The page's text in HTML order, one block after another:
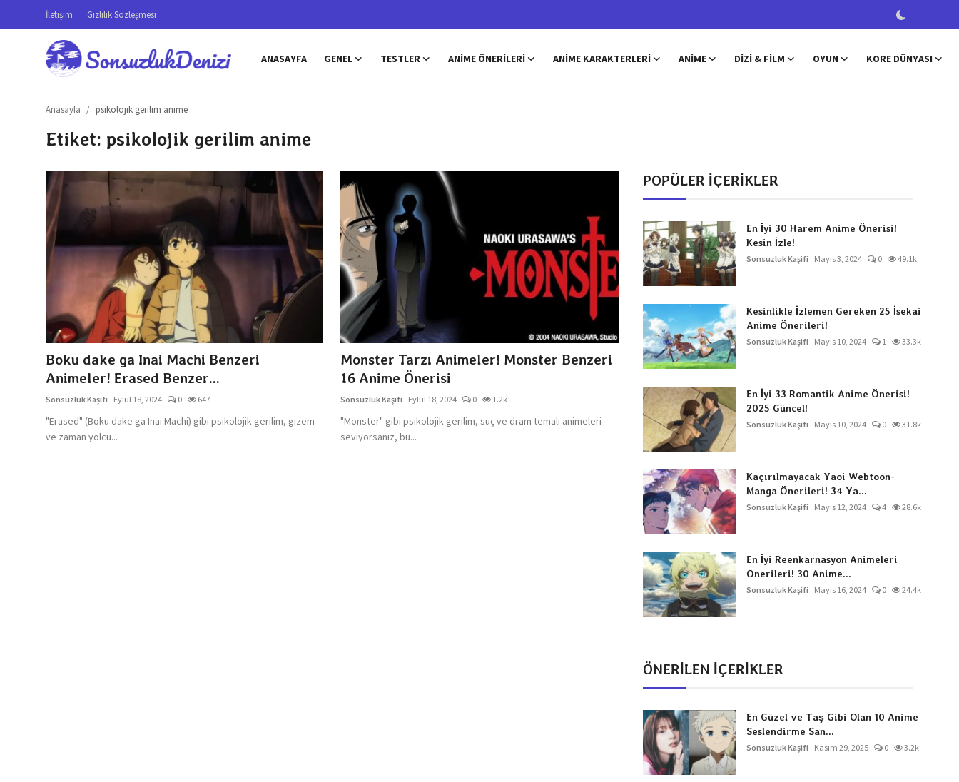
İletişim Gizlilik Sözleşmesi
ANASAYFA GENEL TESTLER ANIME ÖNERILERI ANIME KARAKTERLERI ANIME DIZI & FILM OYUN KORE DÜNYASI
Gizlilik Sözleşmesi
Anime Önerileri
Anime Karakterleri
Dizi & Film
Kore Dünyası
İncelemeler
Anasayfa psikolojik gerilim anime
Etiket: psikolojik gerilim anime
Boku dake ga Inai Machi Benzeri
Animeler! Erased Benzer...
Sonsuzluk Kaşifi Eylül 18, 2024 0 647
"Erased" (Boku dake ga Inai Machi) gibi psikolojik gerilim, gizem
ve zaman yolcu...
Monster Tarzı Animeler! Monster Benzeri
16 Anime Önerisi
Sonsuzluk Kaşifi Eylül 18, 2024 0 1.2k
"Monster" gibi psikolojik gerilim, suç ve dram temalı animeleri
seviyorsanız, bu...
POPÜLER İÇERİKLER
En İyi 30 Harem Anime Önerisi!
Kesin İzle!
Sonsuzluk Kaşifi Mayıs 3, 2024 0 49.1k
Kesinlikle İzlemen Gereken 25 İsekai
Anime Önerileri!
Sonsuzluk Kaşifi Mayıs 10, 2024 1 33.3k
En İyi 33 Romantik Anime Önerisi!
2025 Güncel!
Sonsuzluk Kaşifi Mayıs 10, 2024 0 31.8k
Kaçırılmayacak Yaoi Webtoon-
Manga Önerileri! 34 Ya...
Sonsuzluk Kaşifi Mayıs 12, 2024 4 28.6k
En İyi Reenkarnasyon Animeleri
Önerileri! 30 Anime...
Sonsuzluk Kaşifi Mayıs 16, 2024 0 24.4k
ÖNERİLEN İÇERİKLER
En Güzel ve Taş Gibi Olan 10 Anime
Seslendirme San...
Sonsuzluk Kaşifi Kasım 29, 2025 0 3.2k